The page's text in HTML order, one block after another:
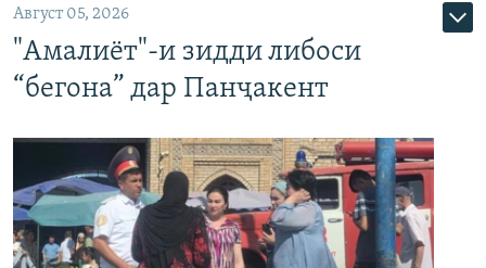
Август 05, 2026
"Амалиёт"-и зидди либоси
“бегона” дар Панҷакент